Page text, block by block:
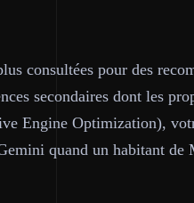
consultées pour des
secondaires dont les
Engine Optimization),
quand un habitant de